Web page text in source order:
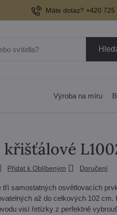
Máte dotaz? +420
Výroba na míru
Přidat k Oblíbeným Doručení
samostatných osvětlovacích
až do celkových 102
visí řetízky z perfektně